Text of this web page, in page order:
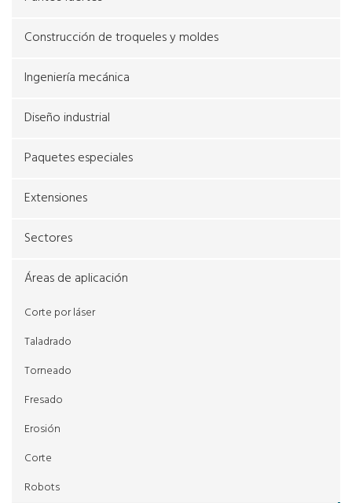
Construcción de troqueles y moldes
Ingeniería mecánica
Diseño industrial
Paquetes especiales
Extensiones
Sectores
Áreas de aplicación
Corte por láser
Taladrado
Torneado
Fresado
Erosión
Corte
Robots